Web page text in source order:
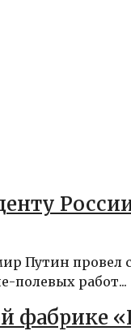
Путин провел
полевых работ...
фабрике